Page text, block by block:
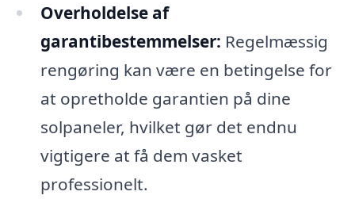
Overholdelse af
garantibestemmelser: Regelmæssig
rengøring kan være en betingelse for
at opretholde garantien på dine
solpaneler, hvilket gør det endnu
vigtigere at få dem vasket
professionelt.